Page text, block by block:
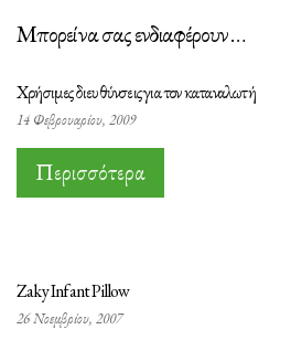
Μπορεί να σας ενδιαφέρουν …
Χρήσιμες διευθύνσεις για τον καταναλωτή
14 Φεβρουαρίου, 2009
Περισσότερα
Zaky Infant Pillow
26 Νοεμβρίου, 2007